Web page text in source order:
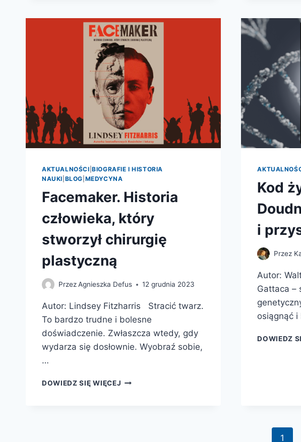
CIELE
WIEDZIELI
ŚREDNIOWIECZNI
LUDZIE?
AKTUALNOŚCI |BIOGRAFIE I HISTORIA
NAUKI BLOG MEDYCYNA
Facemaker. Historia
człowieka, który
stworzył chirurgię
plastyczną
PrzezAgnieszka Defus 12 grudnia 2023
Autor: Lindsey Fitzharris Stracić twarz.
To bardzo trudne i bolesne
doświadczenie. Zwłaszcza wtedy, gdy
wydarza się dosłownie. Wyobraź sobie,
…
DOWIEDZ SIĘ WIĘCEJ FACEMAKER.
Kod
i
Przez
Autor:
Gattaca –
osiągnąć
DOWIEDZ
1